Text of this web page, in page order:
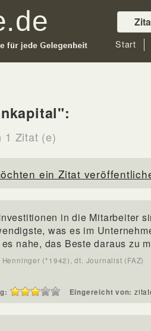
Start
1 Zitat (e)
ein Zitat
in die Mitarbeiter
was es im
nahe, das Beste daraus zu
Henninger (*1942), dt. Journalist (FAZ)
Eingereicht von: